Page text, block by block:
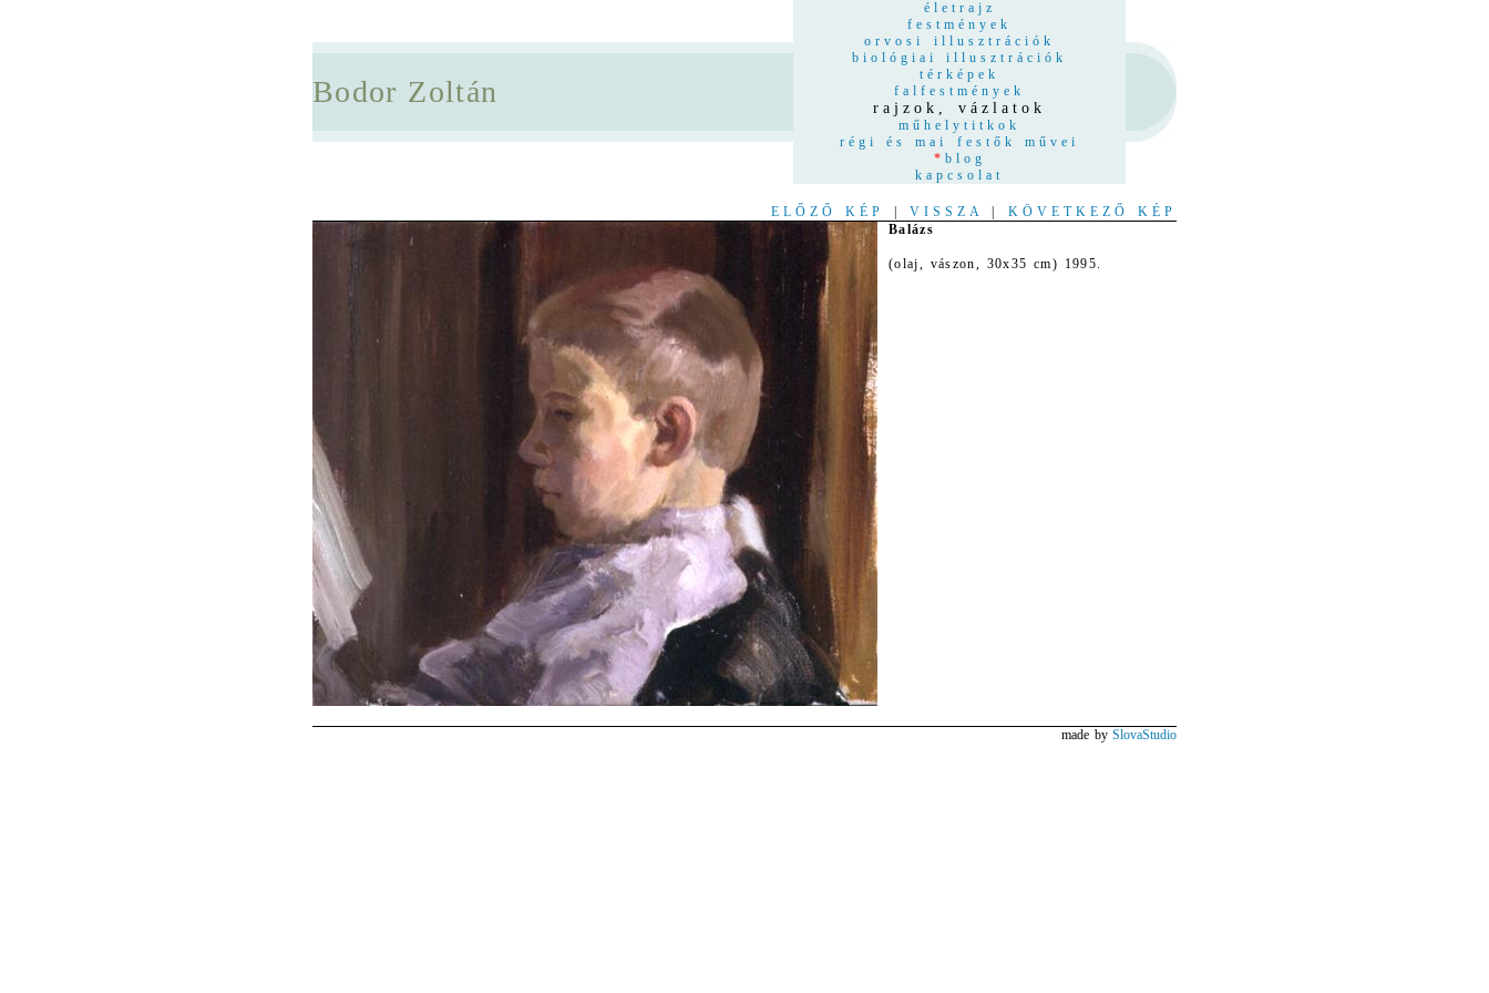
Bodor Zoltán
életrajz
festmények
orvosi illusztrációk
biológiai illusztrációk
térképek
falfestmények
rajzok, vázlatok
műhelytitkok
régi és mai festők művei
* blog
kapcsolat
ELŐZŐ KÉP VISSZA
KÖVETKEZŐ KÉP
Balázs
(olaj, vászon, 30x35 cm) 1995.
made by SlovaStudio